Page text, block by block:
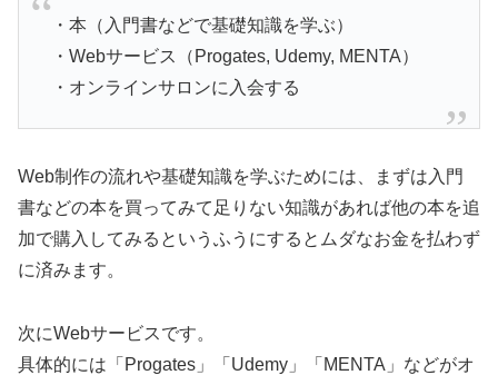
・本（入門書などで基礎知識を学ぶ）
・Webサービス（Progates, Udemy, MENTA）
・オンラインサロンに入会する
Web制作の流れや基礎知識を学ぶためには、まずは入門
書などの本を買ってみて足りない知識があれば他の本を追
加で購入してみるというふうにするとムダなお金を払わず
に済みます。
次にWebサービスです。
具体的には「Progates」「Udemy」「MENTA」などがオ